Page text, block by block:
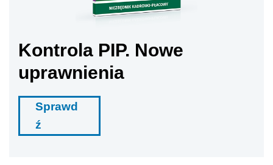
Kontrola PIP. Nowe
uprawnienia
Sprawd
ź